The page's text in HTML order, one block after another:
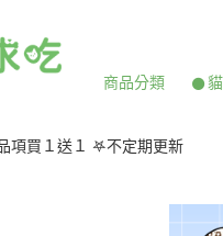
商品分類 𒊹貓
項買１送１ 𖤐不定期更新